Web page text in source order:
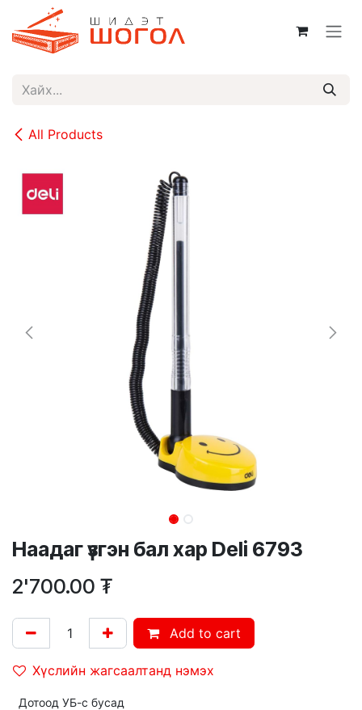
Skip to Content
All Products
Наадаг үзгэн бал хар Deli 6793
2'700.00 ₮
Add to cart
Хүслийн жагсаалтанд нэмэх
Дотоод УБ-с бусад